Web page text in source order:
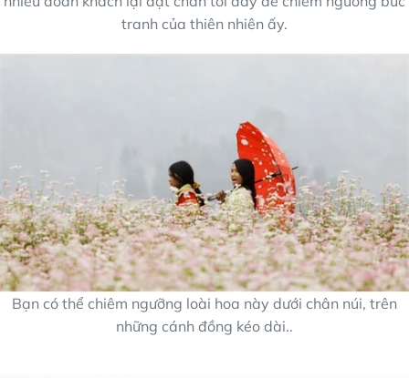
tranh của thiên nhiên ấy.
Bạn có thể chiêm ngưỡng loài hoa này dưới chân núi, trên
những cánh đồng kéo dài..